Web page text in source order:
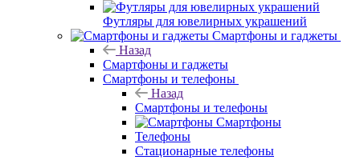
Футляры для ювелирных украшений
Смартфоны и гаджеты
Назад
Смартфоны и гаджеты
Смартфоны и телефоны
Назад
Смартфоны и телефоны
Смартфоны
Телефоны
Стационарные телефоны